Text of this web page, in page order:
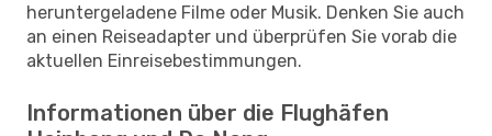
heruntergeladene Filme oder Musik. Denken Sie auch
an einen Reiseadapter und überprüfen Sie vorab die
aktuellen Einreisebestimmungen.
Informationen über die Flughäfen